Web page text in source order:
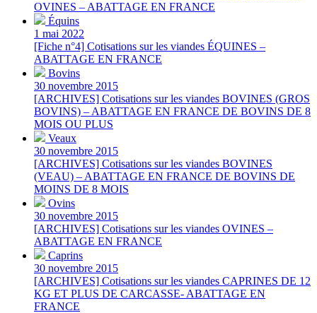
OVINES – ABATTAGE EN FRANCE
Équins
1 mai 2022
[Fiche n°4] Cotisations sur les viandes ÉQUINES –
ABATTAGE EN FRANCE
Bovins
30 novembre 2015
[ARCHIVES] Cotisations sur les viandes BOVINES (GROS
BOVINS) – ABATTAGE EN FRANCE DE BOVINS DE 8
MOIS OU PLUS
Veaux
30 novembre 2015
[ARCHIVES] Cotisations sur les viandes BOVINES
(VEAU) – ABATTAGE EN FRANCE DE BOVINS DE
MOINS DE 8 MOIS
Ovins
30 novembre 2015
[ARCHIVES] Cotisations sur les viandes OVINES –
ABATTAGE EN FRANCE
Caprins
30 novembre 2015
[ARCHIVES] Cotisations sur les viandes CAPRINES DE 12
KG ET PLUS DE CARCASSE- ABATTAGE EN
FRANCE